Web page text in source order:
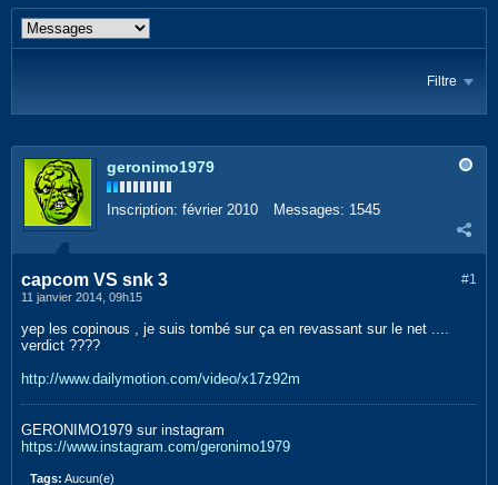
Filtre
geronimo1979
Inscription: février 2010 Messages: 1545
#1
capcom VS snk 3
11 janvier 2014, 09h15
yep les copinous , je suis tombé sur ça en revassant sur le net ....
verdict ????
http://www.dailymotion.com/video/x17z92m
GERONIMO1979 sur instagram
https://www.instagram.com/geronimo1979
Tags: Aucun(e)